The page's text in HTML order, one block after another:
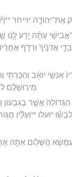
אֶת־יְהוּדָ֑ה *וייחר
עַתָּ֗ה יֵ֧רַֽע לָ֛נוּ
אֲדֹנֶ֙יךָ֙ וּרְדֹ֣ף
אַנְשֵׁ֣י יוֹאָ֔ב וְהַכְּרֵתִ֥י
מִיר֣וּשָׁלִַ֔ם
אֲשֶׁ֣ר בְּגִבְע֔וֹן
*ועלו **וְעָלָ֞יו
הֲשָׁל֥וֹם אַתָּ֖ה אָחִ֑י